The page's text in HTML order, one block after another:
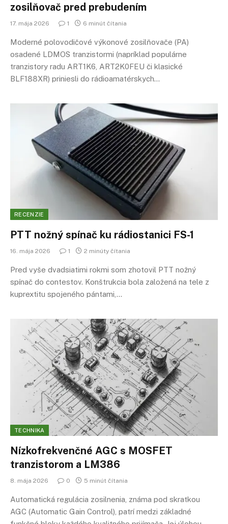
zosilňovač pred prebudením
17. mája 2026 1 6 minút čítania
Moderné polovodičové výkonové zosilňovače (PA)
osadené LDMOS tranzistormi (napríklad populárne
tranzistory radu ART1K6, ART2K0FEU či klasické
BLF188XR) priniesli do rádioamatérskych…
RECENZIE
PTT nožný spínač ku rádiostanici FS-1
16. mája 2026 1 2 minúty čítania
Pred vyše dvadsiatimi rokmi som zhotovil PTT nožný
spínač do contestov. Konštrukcia bola založená na tele z
kuprextitu spojeného pántami,…
TECHNIKA
Nízko­frekvenčné AGC s MOSFET
tranzistorom a LM386
8. mája 2026 0 5 minút čítania
Automatická regulácia zosilnenia, známa pod skratkou
AGC (Automatic Gain Control), patrí medzi základné